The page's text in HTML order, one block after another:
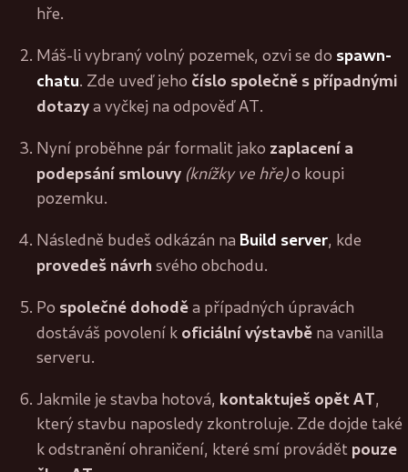
hře.
Máš-li vybraný volný pozemek, ozvi se do spawn-
chatu. Zde uveď jeho číslo společně s případnými
dotazya vyčkej na odpověď AT.
Nyní proběhne pár formalit jako zaplacení a
podepsání smlouvy (knížky ve hře)o koupi
pozemku.
Následně budeš odkázán na Build server, kde
provedeš návrh svého obchodu.
Po společné dohoděa případných úpravách
dostáváš povolení k oficiální výstavbě na vanilla
serveru.
Jakmile je stavba hotová, kontaktuješ opět AT,
který stavbu naposledy zkontroluje. Zde dojde také
k odstranění ohraničení, které smí provádět pouze